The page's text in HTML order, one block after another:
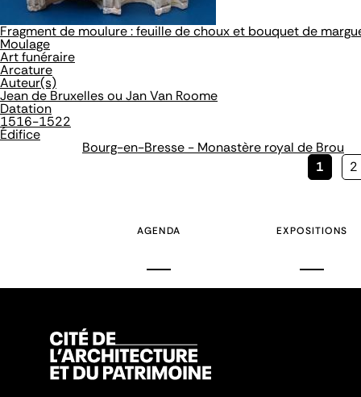
Fragment de moulure : feuille de choux et bouquet de
Moulage
Art funéraire
Arcature
Auteur(s)
Jean de Bruxelles ou Jan Van Roome
Datation
1516-1522
Édifice
Bourg-en-Bresse - Monastère royal de Brou
Page
1 2
AGENDA EXPOSITIONS